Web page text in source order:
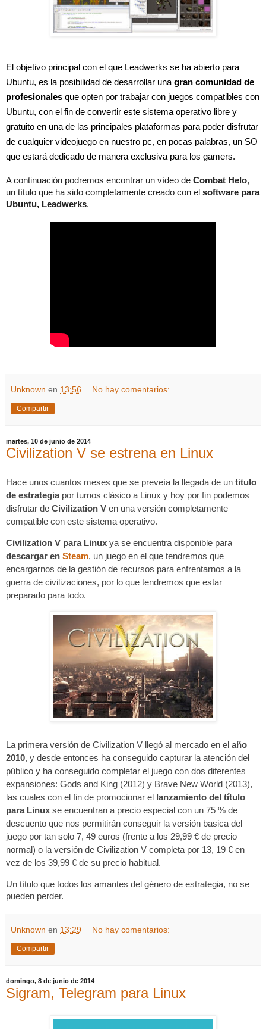
El objetivo principal con el que Leadwerks se ha abierto para
Ubuntu, es la posibilidad de desarrollar una gran comunidad de
profesionales que opten por trabajar con juegos compatibles con
Ubuntu, con el fin de convertir este sistema operativo libre y
gratuito en una de las principales plataformas para poder disfrutar
de cualquier videojuego en nuestro pc, en pocas palabras, un SO
que estará dedicado de manera exclusiva para los gamers.
A continuación podremos encontrar un vídeo de Combat Helo,
un título que ha sido completamente creado con el software para
Ubuntu, Leadwerks.
Unknown en 13:56 No hay comentarios:
Compartir
martes, 10 de junio de 2014
Civilization V se estrena en Linux
Hace unos cuantos meses que se preveía la llegada de un titulo
de estrategia por turnos clásico a Linux y hoy por fin podemos
disfrutar de Civilization V en una versión completamente
compatible con este sistema operativo.
Civilization V para Linux ya se encuentra disponible para
descargar en Steam, un juego en el que tendremos que
encargarnos de la gestión de recursos para enfrentarnos a la
guerra de civilizaciones, por lo que tendremos que estar
preparado para todo.
La primera versión de Civilization V llegó al mercado en el año
2010, y desde entonces ha conseguido capturar la atención del
público y ha conseguido completar el juego con dos diferentes
expansiones: Gods and King (2012) y Brave New World (2013),
las cuales con el fin de promocionar el lanzamiento del título
para Linux se encuentran a precio especial con un 75 % de
descuento que nos permitirán conseguir la versión basica del
juego por tan solo 7, 49 euros (frente a los 29,99 € de precio
normal) o la versión de Civilization V completa por 13, 19 € en
vez de los 39,99 € de su precio habitual.
Un título que todos los amantes del género de estrategia, no se
pueden perder.
Unknown en 13:29 No hay comentarios:
Compartir
domingo, 8 de junio de 2014
Sigram, Telegram para Linux